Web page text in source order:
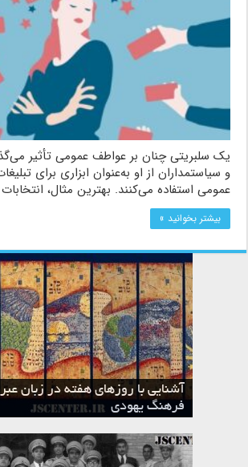
یک سلبریتی چنان بر عواطف عمومی تأثیر
و سیاستمداران از او به‌عنوان ابزاری برای
عمومی استفاده می‌کنند. بهترین مثال،
بیشتر بخوانید »
آشنایی با روزهای هفته در زبان
فرهنگ یهودی
ماه نیسان در تقویم عبری و میراث
تقویم عبری
ماه شواط در تقویم عبری و میراث
ماه طوت در تقویم عبری و میراث
ماه حشوان در تقویم عبری و میراث
ماه تیشری در تقویم عبری و میراث
ماه الول در تقویم عبری و میراث